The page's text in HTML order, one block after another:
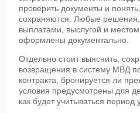
проверить документы и
сохраняются. Любые решения,
выплатами, выслугой и
оформлены документально.
Отдельно стоит выяснить,
возвращения в систему МВД
контракта, бронируется ли
условия предусмотрены для
как будет учитываться период